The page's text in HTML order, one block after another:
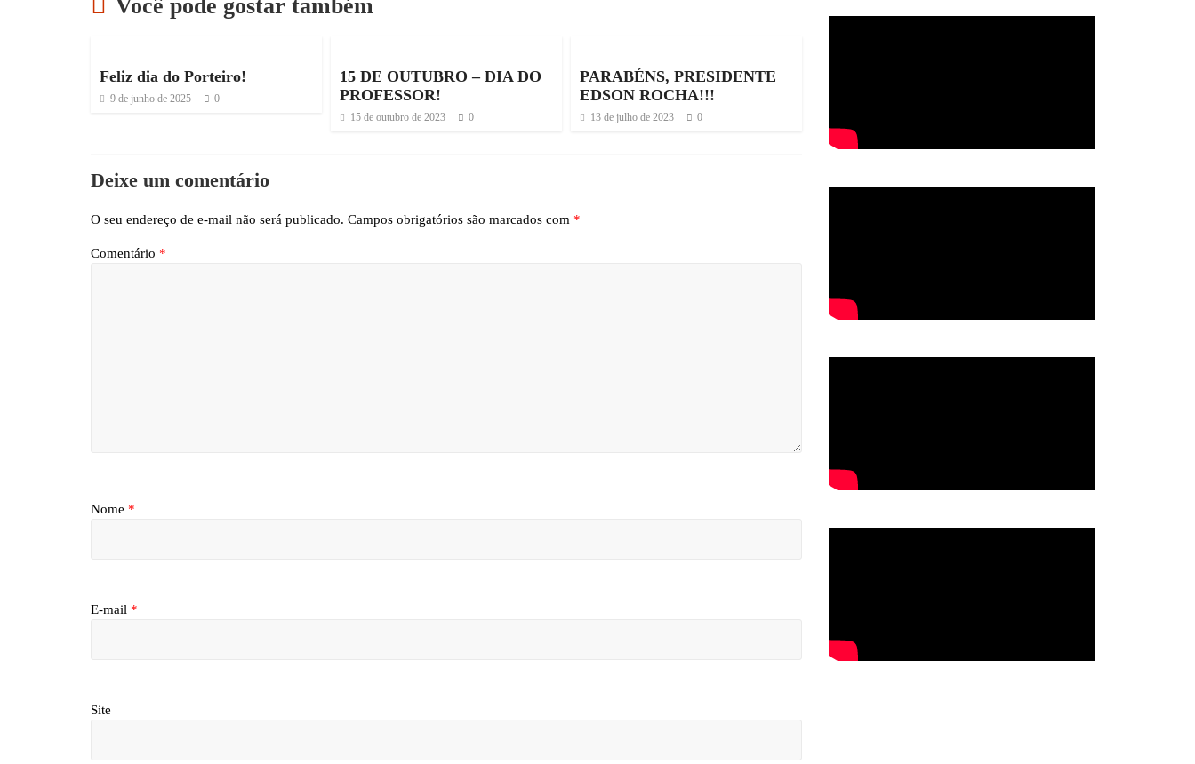
Você pode gostar também
Feliz dia do Porteiro!
9 de junho de 2025 0
15 DE OUTUBRO – DIA DO
PROFESSOR!
15 de outubro de 2023 0
PARABÉNS, PRESIDENTE
EDSON ROCHA!!!
13 de julho de 2023 0
Deixe um comentário
O seu endereço de e-mail não será publicado. Campos obrigatórios são marcados com *
Comentário *
Nome *
E-mail *
Site